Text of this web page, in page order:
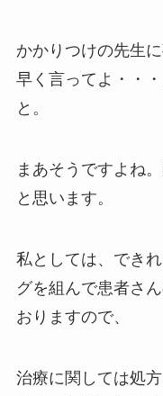
かかりつけの先生
早く言ってよ・・
と。
まあそうですよね
と思います。
私としては、でき
グを組んで患者さ
おりますので、
治療に関しては処